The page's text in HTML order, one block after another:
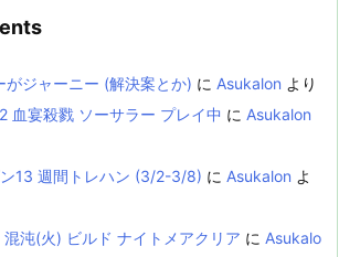
ジャーニー (解決案とか) に Asukalon より
血宴殺戮 ソーサラー プレイ中 に Asukalon
13 週間トレハン (3/2-3/8) に Asukalon よ
沌(火) ビルド ナイトメアクリア に Asukalo